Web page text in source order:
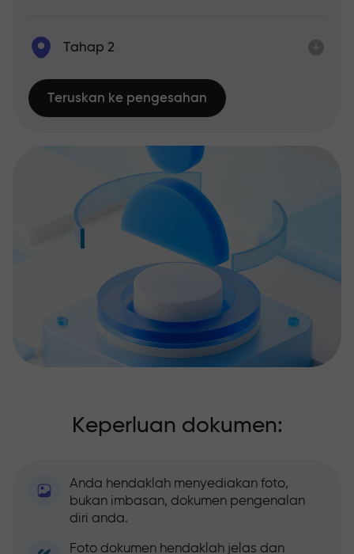
Tahap 2
Teruskan ke pengesahan
Keperluan dokumen:
Anda hendaklah menyediakan foto,
bukan imbasan, dokumen pengenalan
diri anda.
Foto dokumen hendaklah jelas dan